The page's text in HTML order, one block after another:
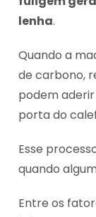
lenha.
Quando a
de carbono,
podem
porta do
Esse
quando
Entre os